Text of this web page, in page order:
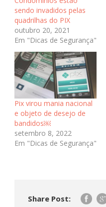
sendo invadidos pelas
quadrilhas do PIX
outubro 20, 2021
Em "Dicas de Segurança"
Pix virou mania nacional
e objeto de desejo de
bandidos￼
setembro 8, 2022
Em "Dicas de Segurança"
Share Post: